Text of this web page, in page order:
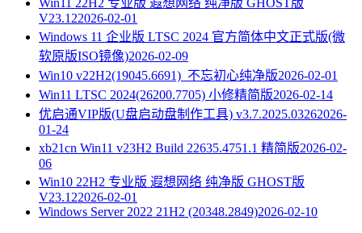
Win11 22H2 专业版 遐想网络 纯净版 GHOST版
V23.122026-02-01
Windows 11 企业版 LTSC 2024 官方简体中文正式版(微
软原版ISO镜像)2026-02-09
Win10 v22H2(19045.6691)_不忘初心纯净版2026-02-01
Win11 LTSC 2024(26200.7705) 小修精简版2026-02-14
优启通VIP版(U盘启动盘制作工具) v3.7.2025.03262026-
01-24
xb21cn Win11 v23H2 Build 22635.4751.1 精简版2026-02-
06
Win10 22H2 专业版 遐想网络 纯净版 GHOST版
V23.122026-02-01
Windows Server 2022 21H2 (20348.2849)2026-02-10